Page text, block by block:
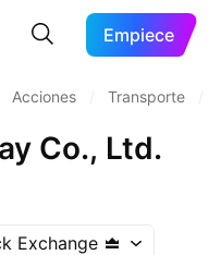
Empiece
Acciones Transporte
Co., Ltd.
Exchange